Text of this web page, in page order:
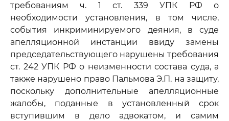
требованиям ч. 1 ст. 339 УПК РФ о
необходимости установления, в том числе,
события инкриминируемого деяния, в суде
апелляционной инстанции ввиду замены
председательствующего нарушены требования
ст. 242 УПК РФ о неизменности состава суда, а
также нарушено право Пальмова Э.П. на защиту,
поскольку дополнительные апелляционные
жалобы, поданные в установленный срок
вступившим в дело адвокатом, и самим